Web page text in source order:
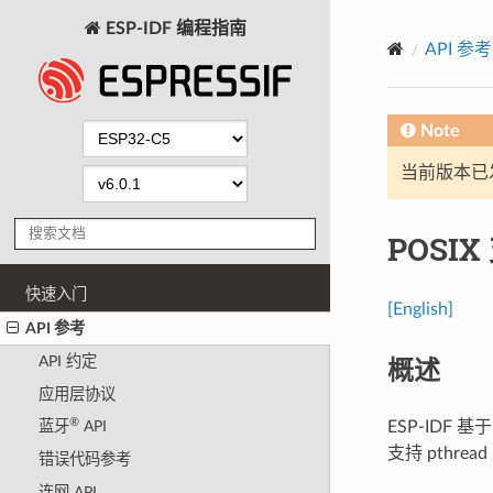
ESP-IDF 编程指南
快速入门
API 参考
API 约定
应用层协议
蓝牙®API
错误代码参考
API 参考
Note
当前版本
POSIX
[English]
概述
ESP-IDF 基
支持